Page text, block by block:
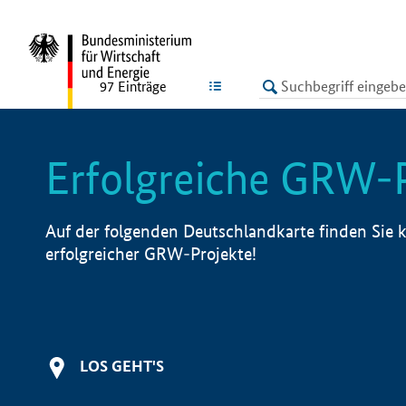
LISTE
97 Einträge
Erfolgreiche
Auf der folgenden Deutschlandkarte finden Sie
erfolgreicher GRW-Projekte!
LOS GEHT'S